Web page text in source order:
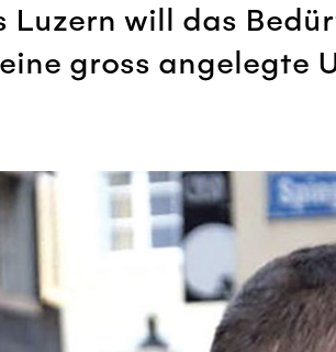
Luzern will das
gross angelegte